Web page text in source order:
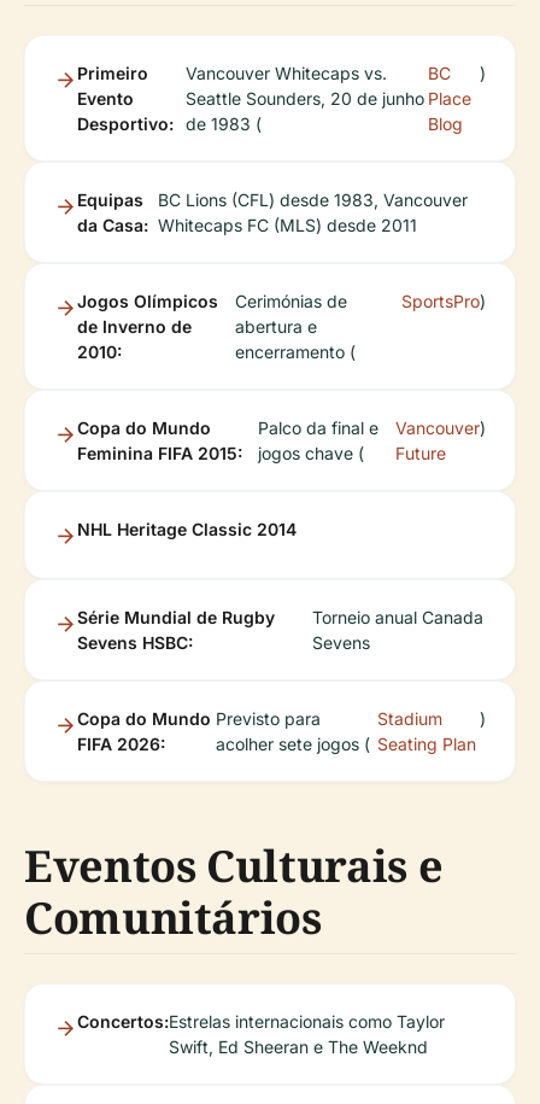
Primeiro
Evento
Desportivo:
Vancouver Whitecaps vs.
Seattle Sounders, 20 de junho
de 1983 (
BC
Place
Blog
)
Equipas
da Casa:
BC Lions (CFL) desde 1983, Vancouver
Whitecaps FC (MLS) desde 2011
Jogos Olímpicos
de Inverno de
2010:
Cerimónias de
abertura e
encerramento (
SportsPro)
Copa do Mundo
Feminina FIFA 2015:
Palco da final e
jogos chave (
Vancouver
Future
)
NHL Heritage Classic 2014
Série Mundial de Rugby
Sevens HSBC:
Torneio anual Canada
Sevens
Copa do Mundo
FIFA 2026:
Previsto para
acolher sete jogos (
Stadium
Seating Plan
)
Eventos Culturais e
Comunitários
Concertos:Estrelas internacionais como Taylor
Swift, Ed Sheeran e The Weeknd